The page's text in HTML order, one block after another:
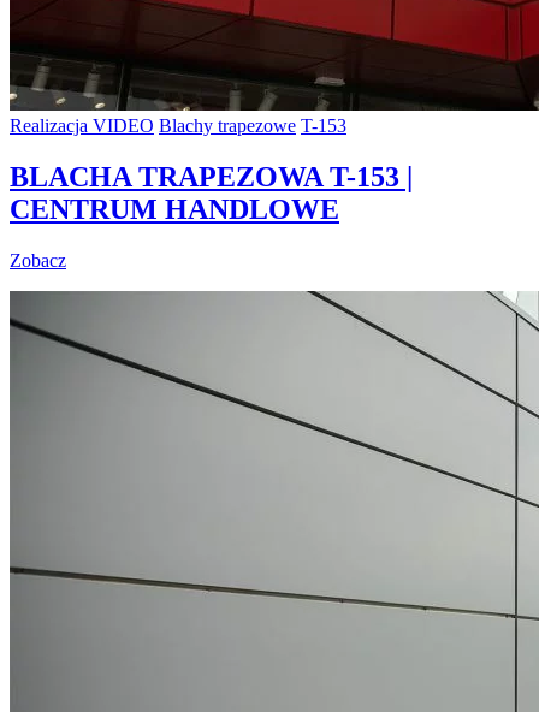
Realizacja VIDEO Blachy trapezowe T-153
BLACHA TRAPEZOWA T-153 |
CENTRUM HANDLOWE
Zobacz